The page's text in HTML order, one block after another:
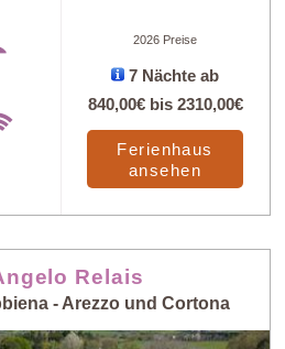
2026 Preise
7 Nächte ab
840,00€bis 2310,00€
Ferienhaus
ansehen
Relais
- Arezzo und Cortona